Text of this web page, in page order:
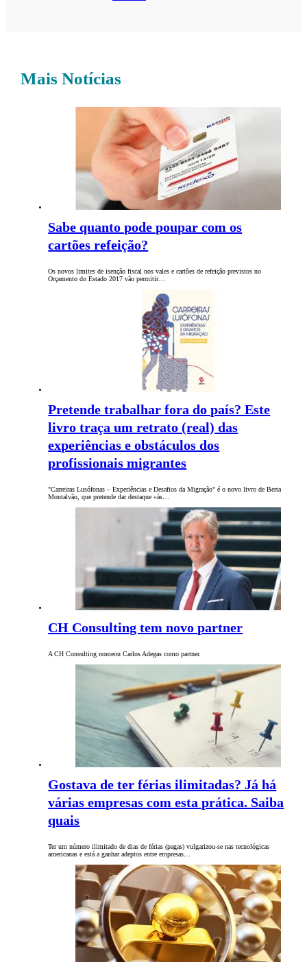
Mais Notícias
Sabe quanto pode poupar com os
cartões refeição?
Os novos limites de isenção fiscal nos vales e cartões de refeição previstos no
Orçamento do Estado 2017 vão permitir…
Pretende trabalhar fora do país? Este
livro traça um retrato (real) das
experiências e obstáculos dos
profissionais migrantes
"Carreiras Lusófonas ‒ Experiências e Desafios da Migração" é o novo livro de Berta
Montalvão, que pretende dar destaque «às…
CH Consulting tem novo partner
A CH Consulting nomeou Carlos Adegas como partner.
Gostava de ter férias ilimitadas? Já há
várias empresas com esta prática. Saiba
quais
Ter um número ilimitado de dias de férias (pagas) vulgarizou-se nas tecnológicas
americanas e está a ganhar adeptos entre empresas…